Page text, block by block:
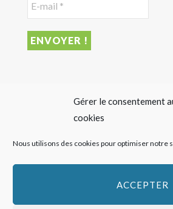
Gérer le consentement
cookies
Nous utilisons des cookies pour optimiser notre
ACCEPTER
DERNIER ARTICLE
Sigalas Rabaud et Moderato